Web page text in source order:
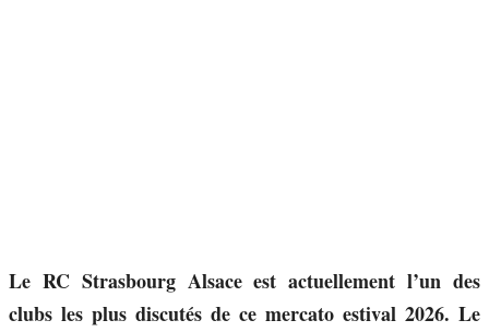
Le RC Strasbourg Alsace est actuellement l’un des
clubs les plus discutés de ce mercato estival 2026. Le